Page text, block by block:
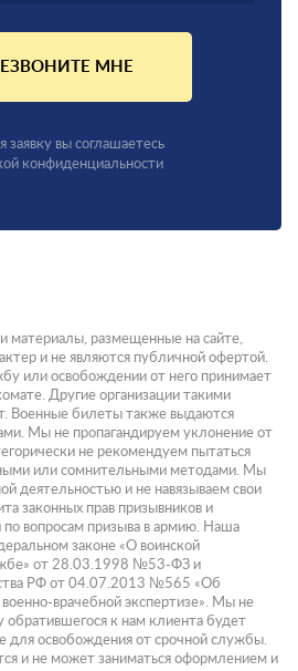
МНЕ
заявку вы соглашаетесь
конфиденциальности
материалы, размещенные на сайте,
и не являются публичной офертой.
или освобождении от него принимает
Другие организации такими
Военные билеты также выдаются
Мы не пропагандируем уклонение от
не рекомендуем пытаться
или сомнительными методами. Мы
деятельностью и не навязываем свои
законных прав призывников и
по вопросам призыва в армию. Наша
законе «О воинской
от 28.03.1998 №53-ФЗ и
РФ от 04.07.2013 №565 «Об
врачебной экспертизе». Мы не
обратившегося к нам клиента будет
для освобождения от срочной службы.
и не может заниматься оформлением и